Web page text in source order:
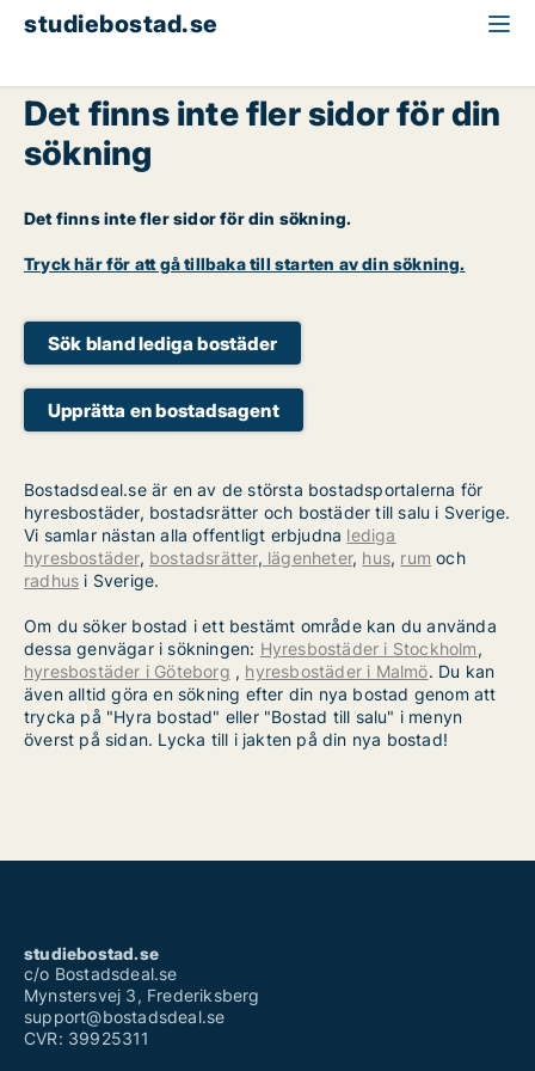
studiebostad.se
Det finns inte fler sidor för din
sökning
Det finns inte fler sidor för din sökning.
Tryck här för att gå tillbaka till starten av din sökning.
Sök bland lediga bostäder
Upprätta en bostadsagent
Bostadsdeal.se är en av de största bostadsportalerna för
hyresbostäder, bostadsrätter och bostäder till salu i Sverige.
Vi samlar nästan alla offentligt erbjudna lediga
hyresbostäder, bostadsrätter, lägenheter, hus, rum och
radhus i Sverige.
Om du söker bostad i ett bestämt område kan du använda
dessa genvägar i sökningen: Hyresbostäder i Stockholm,
hyresbostäder i Göteborg , hyresbostäder i Malmö. Du kan
även alltid göra en sökning efter din nya bostad genom att
trycka på "Hyra bostad" eller "Bostad till salu" i menyn
överst på sidan. Lycka till i jakten på din nya bostad!
studiebostad.se
c/o Bostadsdeal.se
Mynstersvej 3, Frederiksberg
support@bostadsdeal.se
CVR: 39925311